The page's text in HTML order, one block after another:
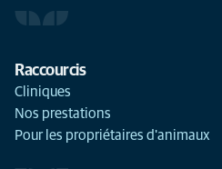
Raccourcis
Cliniques
Nos prestations
Pour les propriétaires d'animaux